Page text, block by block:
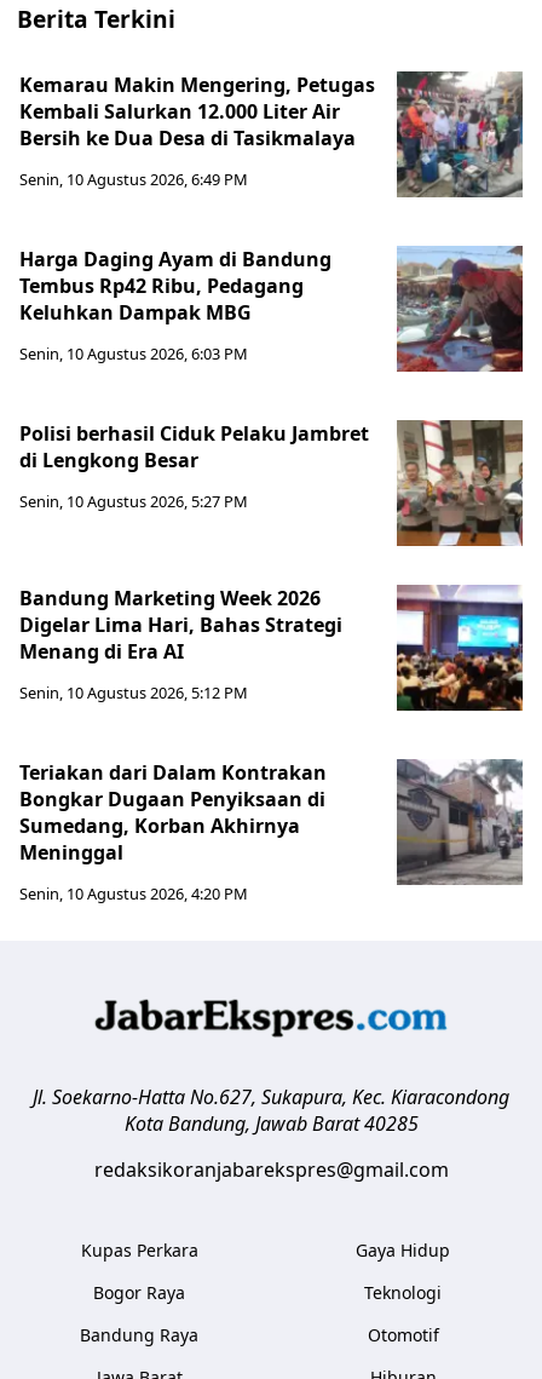
Berita Terkini
Kemarau Makin Mengering, Petugas
Kembali Salurkan 12.000 Liter Air
Bersih ke Dua Desa di Tasikmalaya
Senin, 10 Agustus 2026, 6:49 PM
Harga Daging Ayam di Bandung
Tembus Rp42 Ribu, Pedagang
Keluhkan Dampak MBG
Senin, 10 Agustus 2026, 6:03 PM
Polisi berhasil Ciduk Pelaku Jambret
di Lengkong Besar
Senin, 10 Agustus 2026, 5:27 PM
Bandung Marketing Week 2026
Digelar Lima Hari, Bahas Strategi
Menang di Era AI
Senin, 10 Agustus 2026, 5:12 PM
Teriakan dari Dalam Kontrakan
Bongkar Dugaan Penyiksaan di
Sumedang, Korban Akhirnya
Meninggal
Senin, 10 Agustus 2026, 4:20 PM
Jl. Soekarno-Hatta No.627, Sukapura, Kec. Kiaracondong
Kota Bandung, Jawab Barat 40285
redaksikoranjabarekspres@gmail.com
Kupas Perkara
Bogor Raya
Bandung Raya
Gaya Hidup
Teknologi
Otomotif